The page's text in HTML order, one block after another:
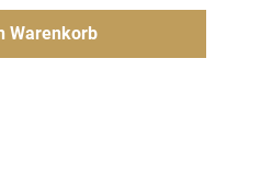
Warenkorb
Hinzufügen